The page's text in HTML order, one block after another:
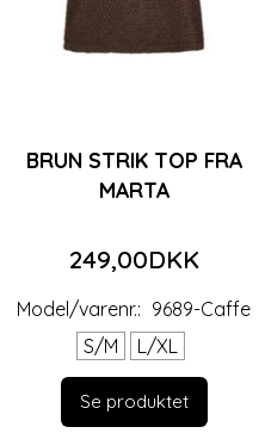
BRUN STRIK TOP FRA
MARTA
249,00DKK
Model/varenr.: 9689-Caffe
S/M
L/XL
Se produktet